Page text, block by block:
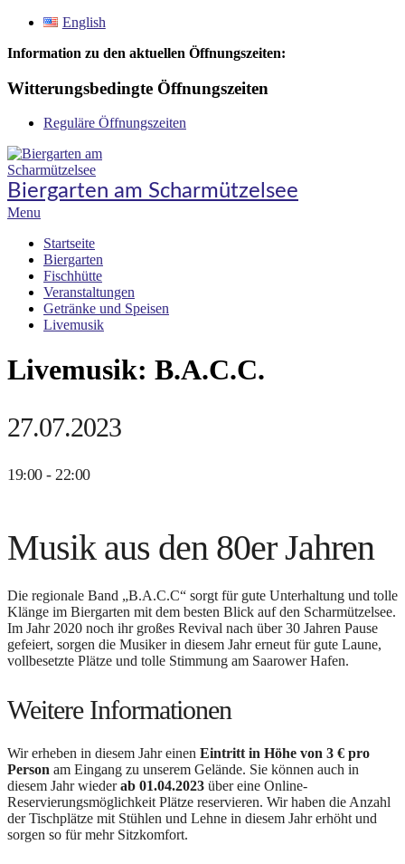
Skip
content
English
Information zu den aktuellen Öffnungszeiten:
Witterungsbedingte Öffnungszeiten
Reguläre Öffnungszeiten
Biergarten am Scharmützelsee
Secondary
Menu
Menu
Startseite
Biergarten
Fischhütte
Veranstaltungen
Getränke und Speisen
Livemusik
Livemusik: B.A.C.C.
27.07.2023
19:00 - 22:00
Musik aus den 80er Jahren
Die regionale Band „B.A.C.C“ sorgt für gute Unterhaltung und tolle
Klänge im Biergarten mit dem besten Blick auf den Scharmützelsee.
Im Jahr 2020 noch ihr großes Revival nach über 30 Jahren Pause
gefeiert, sorgen die Musiker in diesem Jahr erneut für gute Laune,
vollbesetzte Plätze und tolle Stimmung am Saarower Hafen.
Weitere Informationen
Wir erheben in diesem Jahr einen Eintritt in Höhe von 3 € pro
Person am Eingang zu unserem Gelände. Sie können auch in
diesem Jahr wiederab 01.04.2023 über eine Online-
Reservierungsmöglichkeit Plätze reservieren. Wir haben die Anzahl
der Tischplätze mit Stühlen und Lehne in diesem Jahr erhöht und
sorgen so für mehr Sitzkomfort.